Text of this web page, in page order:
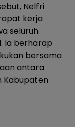
Nelfri
kerja
seluruh
Ia berharap
bersama
antara
Kabupaten